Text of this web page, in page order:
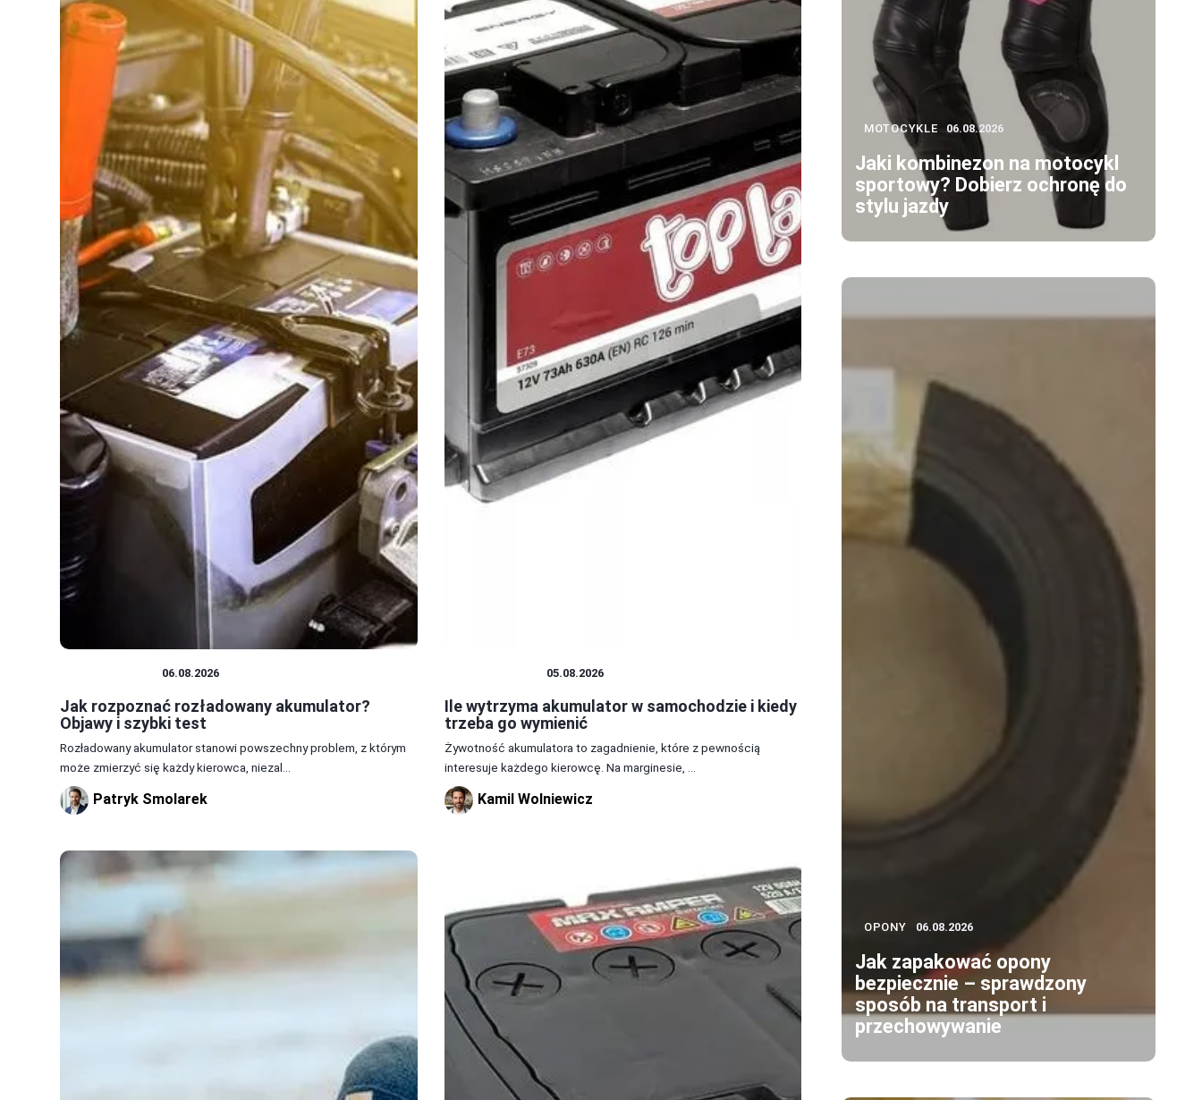
06.08.2026
Jak rozpoznać rozładowany akumulator?
Objawy i szybki test
Rozładowany akumulator stanowi powszechny problem, z którym
może zmierzyć się każdy kierowca, niezal...
Patryk Smolarek
05.08.2026
Ile wytrzyma akumulator w samochodzie i kiedy
trzeba go wymienić
Żywotność akumulatora to zagadnienie, które z pewnością
interesuje każdego kierowcę. Na marginesie, ...
Kamil Wolniewicz
MOTOCYKLE 06.08.2026
Jaki kombinezon na motocykl
sportowy? Dobierz ochronę do
stylu jazdy
OPONY 06.08.2026
Jak zapakować opony
bezpiecznie – sprawdzony
sposób na transport i
przechowywanie